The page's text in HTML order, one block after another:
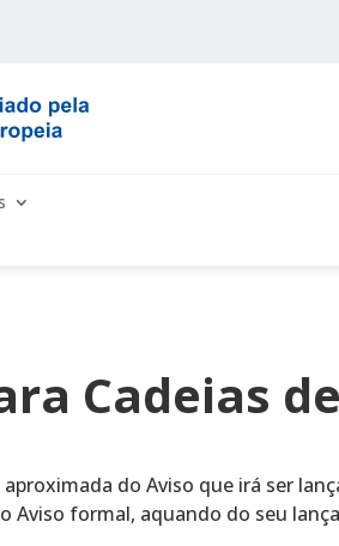
Cadeias
do Aviso que irá ser
Aviso formal, aquando do seu